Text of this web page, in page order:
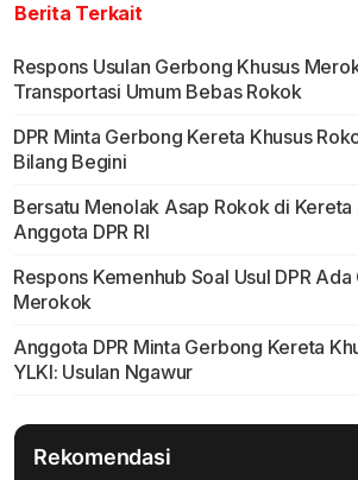
Berita Terkait
Respons Usulan Gerbong Khusus
Transportasi Umum Bebas Rokok
DPR Minta Gerbong Kereta Khusus
Bilang Begini
Bersatu Menolak Asap Rokok di
Anggota DPR RI
Respons Kemenhub Soal Usul DPR
Merokok
Anggota DPR Minta Gerbong Kereta
YLKI: Usulan Ngawur
Rekomendasi